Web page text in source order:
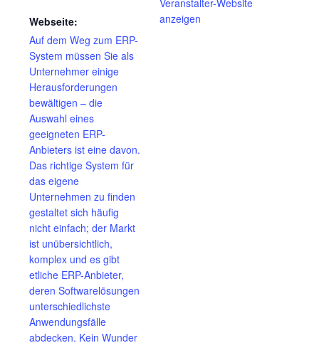
Webseite:
Auf dem Weg zum ERP-
System müssen Sie als
Unternehmer einige
Herausforderungen
bewältigen – die
Auswahl eines
geeigneten ERP-
Anbieters ist eine davon.
Das richtige System für
das eigene
Unternehmen zu finden
gestaltet sich häufig
nicht einfach; der Markt
ist unübersichtlich,
komplex und es gibt
etliche ERP-Anbieter,
deren Softwarelösungen
unterschiedlichste
Anwendungsfälle
abdecken. Kein Wunder
anzeigen